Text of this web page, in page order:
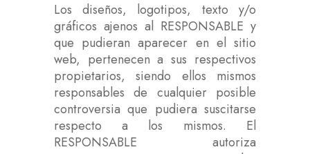
Los diseños, logotipos, texto y/o
gráficos ajenos al RESPONSABLE y
que pudieran aparecer en el sitio
web, pertenecen a sus respectivos
propietarios, siendo ellos mismos
responsables de cualquier posible
controversia que pudiera suscitarse
respecto a los mismos. El
RESPONSABLE autoriza